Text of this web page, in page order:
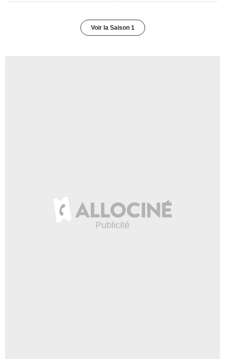
Voir la Saison 1